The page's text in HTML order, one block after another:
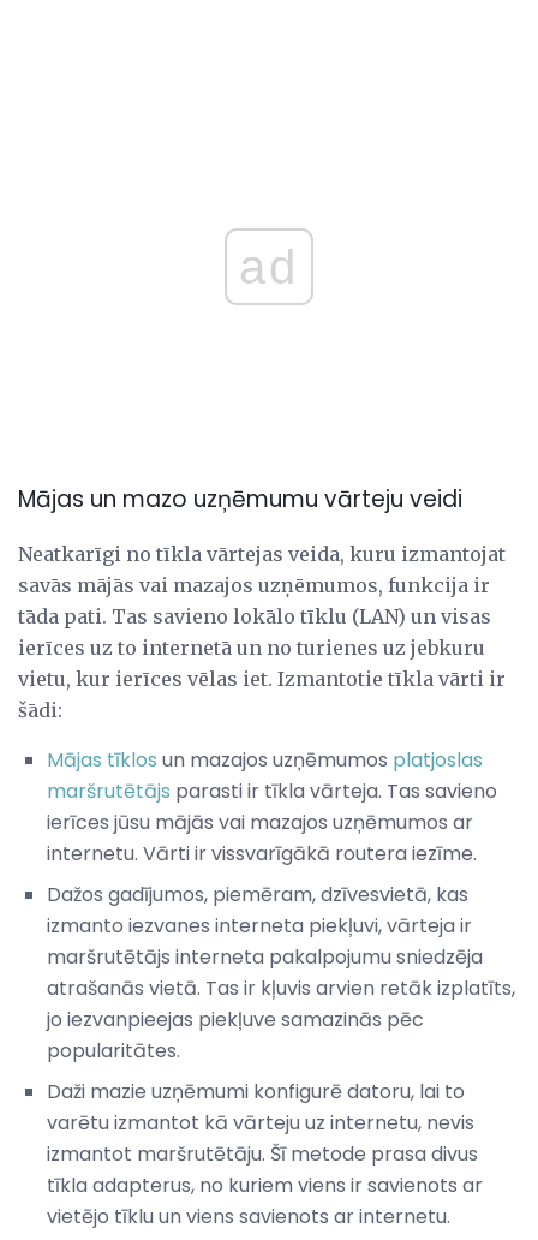
ad
Mājas un mazo uzņēmumu vārteju veidi
Neatkarīgi no tīkla vārtejas veida, kuru izmantojat
savās mājās vai mazajos uzņēmumos, funkcija ir
tāda pati. Tas savieno lokālo tīklu (LAN) un visas
ierīces uz to internetā un no turienes uz jebkuru
vietu, kur ierīces vēlas iet. Izmantotie tīkla vārti ir
šādi:
Mājas tīklos un mazajos uzņēmumos platjoslas
maršrutētājs parasti ir tīkla vārteja. Tas savieno
ierīces jūsu mājās vai mazajos uzņēmumos ar
internetu. Vārti ir vissvarīgākā routera iezīme.
Dažos gadījumos, piemēram, dzīvesvietā, kas
izmanto iezvanes interneta piekļuvi, vārteja ir
maršrutētājs interneta pakalpojumu sniedzēja
atrašanās vietā. Tas ir kļuvis arvien retāk izplatīts,
jo iezvanpieejas piekļuve samazinās pēc
popularitātes.
Daži mazie uzņēmumi konfigurē datoru, lai to
varētu izmantot kā vārteju uz internetu, nevis
izmantot maršrutētāju. Šī metode prasa divus
tīkla adapterus, no kuriem viens ir savienots ar
vietējo tīklu un viens savienots ar internetu.